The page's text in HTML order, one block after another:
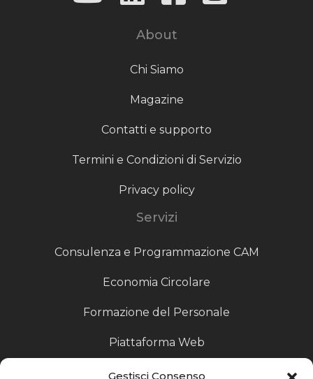
Gestisci Consenso
About
Chi Siamo
Magazine
Contatti e supporto
Termini e Condizioni di Servizio
Privacy policy
Servizi
Consulenza e Programmazione CAM
Economia Circolare
Formazione del Personale
Piattaforma Web
Scouting fornitori